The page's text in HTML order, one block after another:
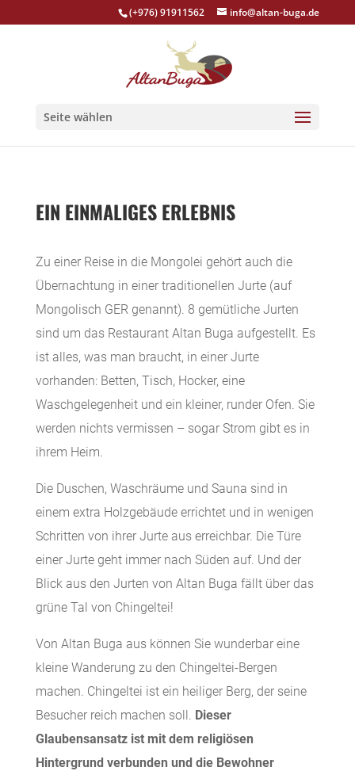
(+976) 91911562 info@altan-buga.de
Seite wählen
EIN EINMALIGES ERLEBNIS
Zu einer Reise in die Mongolei gehört auch die
Übernachtung in einer traditionellen Jurte (auf
Mongolisch GER genannt). 8 gemütliche Jurten
sind um das Restaurant Altan Buga aufgestellt. Es
ist alles, was man braucht, in einer Jurte
vorhanden: Betten, Tisch, Hocker, eine
Waschgelegenheit und ein kleiner, runder Ofen. Sie
werden nichts vermissen – sogar Strom gibt es in
ihrem Heim.
Die Duschen, Waschräume und Sauna sind in
einem extra Holzgebäude errichtet und in wenigen
Schritten von ihrer Jurte aus erreichbar. Die Türe
einer Jurte geht immer nach Süden auf. Und der
Blick aus den Jurten von Altan Buga fällt über das
grüne Tal von Chingeltei!
Von Altan Buga aus können Sie wunderbar eine
kleine Wanderung zu den Chingeltei-Bergen
machen. Chingeltei ist ein heiliger Berg, der seine
Besucher reich machen soll. Dieser
Glaubensansatz ist mit dem religiösen
Hintergrund verbunden und die Bewohner